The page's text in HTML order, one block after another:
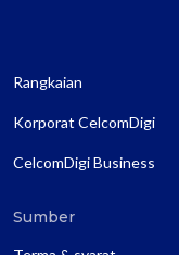
Rangkaian
Korporat CelcomDigi
CelcomDigi Business
Sumber